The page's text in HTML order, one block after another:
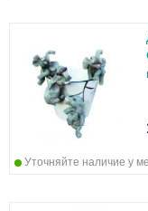
Уточняйте наличие у